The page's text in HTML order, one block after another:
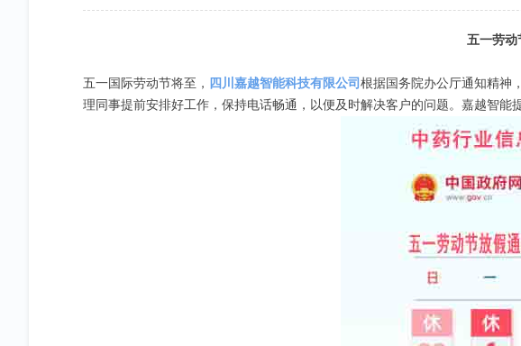
五一劳动
五一国际劳动节将至， 四川嘉越智能科技有限公司 根据国务院办公厅通知精神
理同事提前安排好工作，保持电话畅通，以便及时解决客户的问题。嘉越智能